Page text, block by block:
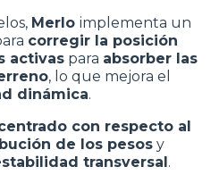
Merlo implementa un
corregir la posición
activas para absorber las
, lo que mejora el
dinámica.
con respecto al
de los pesos y
transversal.